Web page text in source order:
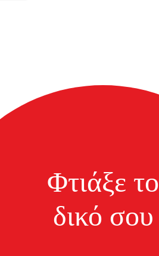
Φτιάξε το
δικό σου